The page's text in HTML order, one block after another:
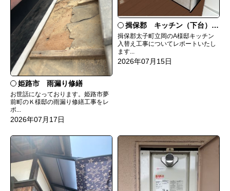
姫路市 雨漏り修繕
お世話になっております。姫路市夢
前町のＫ様邸の雨漏り修繕工事をレ
ポ...
2026年07月17日
揖保郡 キッチン（下台）交換
揖保郡太子町立岡のA様邸キッチン
入替え工事についてレポートいたし
ます...
2026年07月15日